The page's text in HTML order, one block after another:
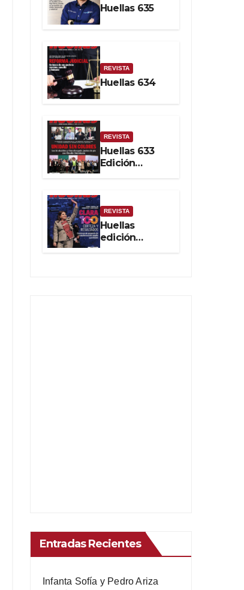
Soberanía
Real
Huellas 635
REVISTA
Huellas 634
REVISTA
Huellas 633
Edición
REVISTA
Huellas
edición
Entradas Recientes
Infanta Sofía y Pedro Ariza